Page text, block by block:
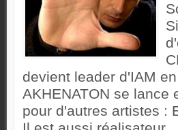
devient leader d'IAM
AKHENATON se
pour d'autres artistes :